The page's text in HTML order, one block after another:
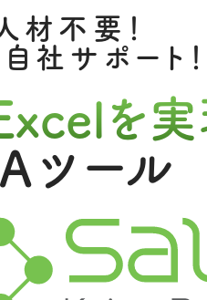
材不要！
社サポート！
を実
ツール